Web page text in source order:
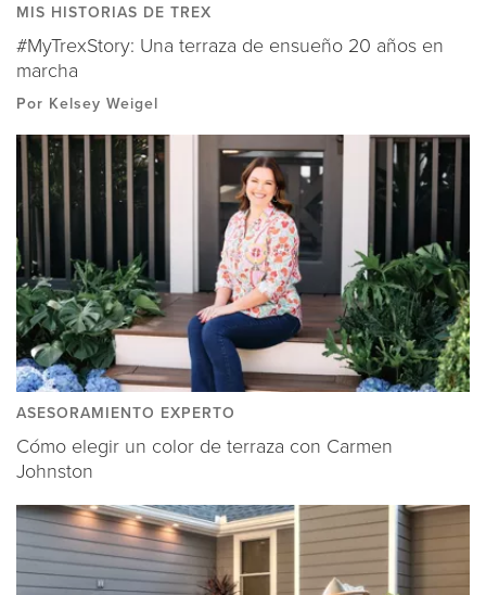
MIS HISTORIAS DE TREX
#MyTrexStory: Una terraza de ensueño 20 años en
marcha
Por Kelsey Weigel
ASESORAMIENTO EXPERTO
Cómo elegir un color de terraza con Carmen
Johnston